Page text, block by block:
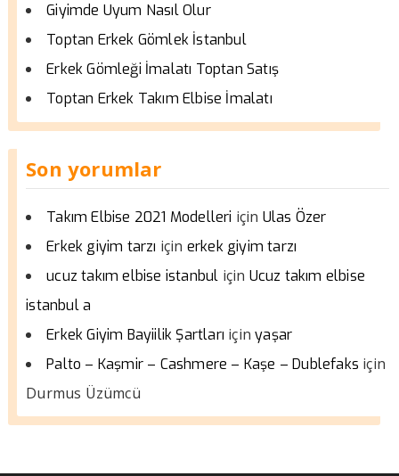
Giyimde Uyum Nasıl Olur
Toptan Erkek Gömlek İstanbul
Erkek Gömleği İmalatı Toptan Satış
Toptan Erkek Takım Elbise İmalatı
Son yorumlar
Takım Elbise 2021 Modelleri için Ulas Özer
Erkek giyim tarzı için erkek giyim tarzı
ucuz takım elbise istanbul için Ucuz takım elbise
istanbul a
Erkek Giyim Bayiilik Şartları içinyaşar
Palto – Kaşmir – Cashmere – Kaşe – Dublefaks için
Durmus Üzümcü